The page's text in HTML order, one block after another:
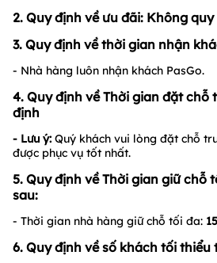
2. Quy định về ưu đãi: Không
3. Quy định về thời gian nhận
- Nhà hàng luôn nhận khách PasGo.
4. Quy định về Thời gian đặt chỗ
định
- Lưu ý: Quý khách vui lòng đặt chỗ
được phục vụ tốt nhất.
5. Quy định về Thời gian giữ chỗ
sau:
- Thời gian nhà hàng giữ chỗ tối đa: 15
6. Quy định về số khách tối